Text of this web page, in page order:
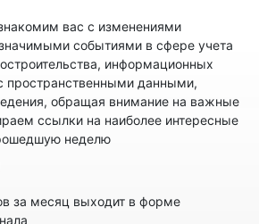
вас с изменениями
событиями в сфере учета
информационных
пространственными данными,
обращая внимание на важные
ссылки на наиболее интересные
неделю
за месяц выходит в форме